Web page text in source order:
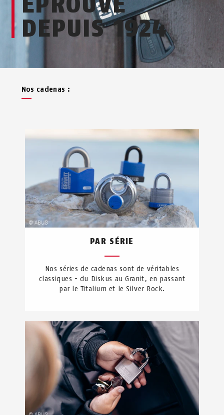
DEPUIS 1924
Nos cadenas :
PAR SÉRIE
Nos séries de cadenas sont de véritables
classiques - du Diskus au Granit, en passant
par le Titalium et le Silver Rock.